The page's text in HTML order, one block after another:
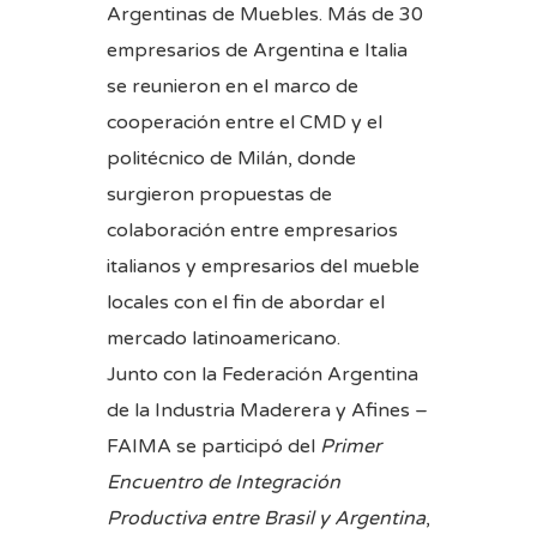
Argentinas de Muebles. Más de 30
empresarios de Argentina e Italia
se reunieron en el marco de
cooperación entre el CMD y el
politécnico de Milán, donde
surgieron propuestas de
colaboración entre empresarios
italianos y empresarios del mueble
locales con el fin de abordar el
mercado latinoamericano.
Junto con la Federación Argentina
de la Industria Maderera y Afines –
FAIMA se participó del Primer
Encuentro de Integración
Productiva entre Brasil y Argentina,